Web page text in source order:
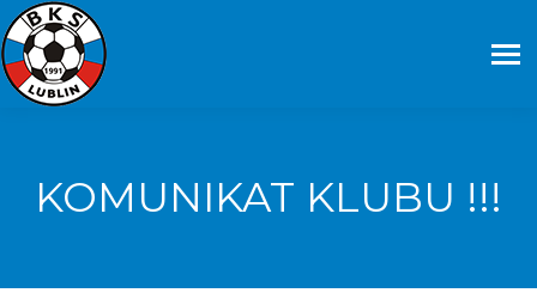
KOMUNIKAT KLUBU !!!